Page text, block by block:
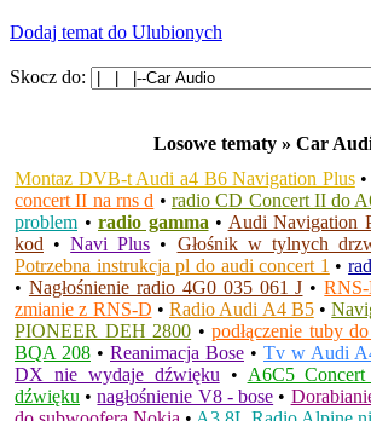
Dodaj temat do Ulubionych
Skocz do:
Losowe tematy » Car
Montaz DVB-t Audi a4 B6 Navigation Plus•
concert II na rns d • radio CD Concert II do
problem • radio gamma • Audi Navigation
kod •Navi Plus • Głośnik w tylnych
Potrzebna instrukcja pl do audi concert 1 •
• Nagłośnienie radio 4G0 035 061 J •
zmianie z RNS-D • Radio Audi A4 B5•
PIONEER DEH 2800 •podłączenie tuby
BQA 208 • Reanimacja Bose • Tv w Audi
DX nie wydaje dźwięku • A6C5
dźwięku •nagłośnienie V8 - bose •